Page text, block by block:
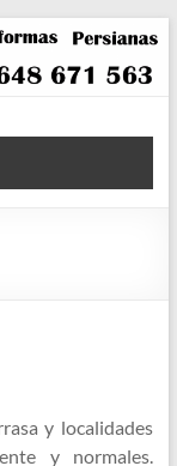
y localidades
y normales.